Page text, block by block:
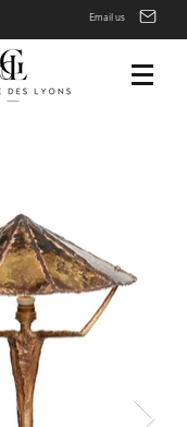
Email us